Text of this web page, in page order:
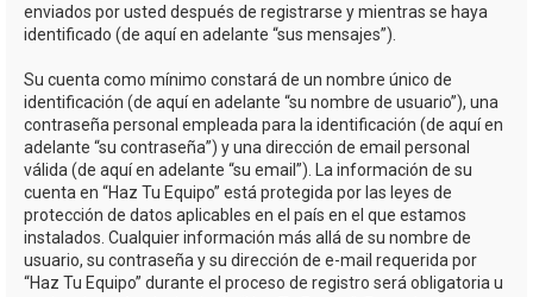
enviados por usted después de registrarse y mientras se haya
identificado (de aquí en adelante “sus mensajes”).
Su cuenta como mínimo constará de un nombre único de
identificación (de aquí en adelante “su nombre de usuario”), una
contraseña personal empleada para la identificación (de aquí en
adelante “su contraseña”) y una dirección de email personal
válida (de aquí en adelante “su email”). La información de su
cuenta en “Haz Tu Equipo” está protegida por las leyes de
protección de datos aplicables en el país en el que estamos
instalados. Cualquier información más allá de su nombre de
usuario, su contraseña y su dirección de e-mail requerida por
“Haz Tu Equipo” durante el proceso de registro será obligatoria u